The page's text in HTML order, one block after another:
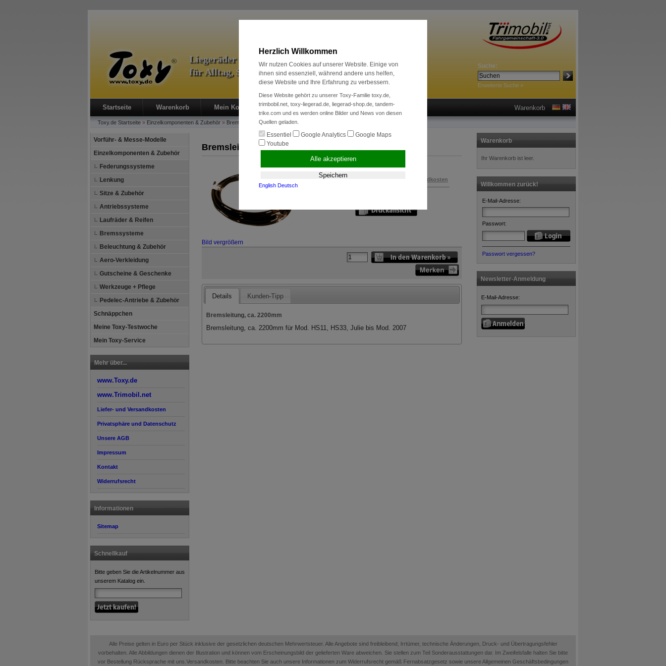
Suche:
Erweiterte Suche »
Liegeräder & Zubehör
für Alltag, Sport und Radreise
Startseite Warenkorb Mein Konto Neukunde? Kasse Anmelden Warenkorb
Toxy.de Startseite » Einzelkomponenten & Zubehör » Bremssysteme» Bremsleitung, ca. 2200mm
Vorführ- & Messe-Modelle
Einzelkomponenten & Zubehör
Federungssysteme
Lenkung
Sitze & Zubehör
Antriebssysteme
Laufräder & Reifen
Bremssysteme
Beleuchtung & Zubehör
Aero-Verkleidung
Gutscheine & Geschenke
Werkzeuge + Pflege
Pedelec-Antriebe & Zubehör
Schnäppchen
Meine Toxy-Testwoche
Mein Toxy-Service
Mehr über...
www.Toxy.de
www.Trimobil.net
Liefer- und Versandkosten
Privatsphäre und Datenschutz
Unsere AGB
Impressum
Kontakt
Widerrufsrecht
Informationen
Sitemap
Schnellkauf
Bitte geben Sie die Artikelnummer aus
unserem Katalog ein.
Bremsleitung, ca. 2200mm
Bild vergrößern
Versandkosten
Details Kunden-Tipp
Bremsleitung, ca. 2200mm
Bremsleitung, ca. 2200mm für Mod. HS11, HS33, Julie bis Mod. 2007
Warenkorb
Ihr Warenkorb ist leer.
Willkommen zurück!
E-Mail-Adresse:
Passwort:
Passwort vergessen?
Newsletter-Anmeldung
E-Mail-Adresse:
Alle Preise gelten in Euro per Stück inklusive der gesetzlichen deutschen Mehrwertsteuer. Alle Angebote sind freibleibend; Irrtümer, technische Änderungen, Druck- und Übertragungsfehler
vorbehalten. Alle Abbildungen dienen der Illustration und können vom Erscheinungsbild der gelieferten Ware abweichen. Sie stellen zum Teil Sonderausstattungen dar. Im Zweifelsfalle halten Sie bitte
vor Bestellung Rücksprache mit uns.Versandkosten. Bitte beachten Sie auch unsere Informationen zum Widerrufsrecht gemäß Fernabsatzgesetz sowie unsere Allgemeinen Geschäftsbedingungen
Herzlich Willkommen
Wir nutzen Cookies auf unserer Website. Einige von
ihnen sind essenziell, während andere uns helfen,
diese Website und Ihre Erfahrung zu verbessern.
Diese Website gehört zu unserer Toxy-Familie toxy.de,
trimbobil.net, toxy-liegerad.de, liegerad-shop.de, tandem-
trike.com und es werden online Bilder und News von diesen
Quellen geladen.
Essentiel Google Analytics
Google Maps
Youtube
Alle akzeptieren
Speichern
English Deutsch